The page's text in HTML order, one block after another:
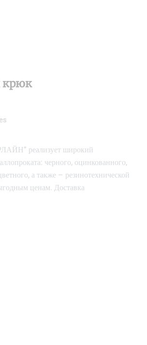
крюк
реализует широкий
черного, оцинкованного,
а также – резинотехнической
ценам. Доставка